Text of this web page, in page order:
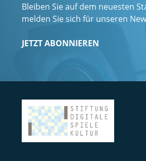
Bleiben Sie auf dem neuesten
melden Sie sich für unseren
JETZT ABONNIEREN